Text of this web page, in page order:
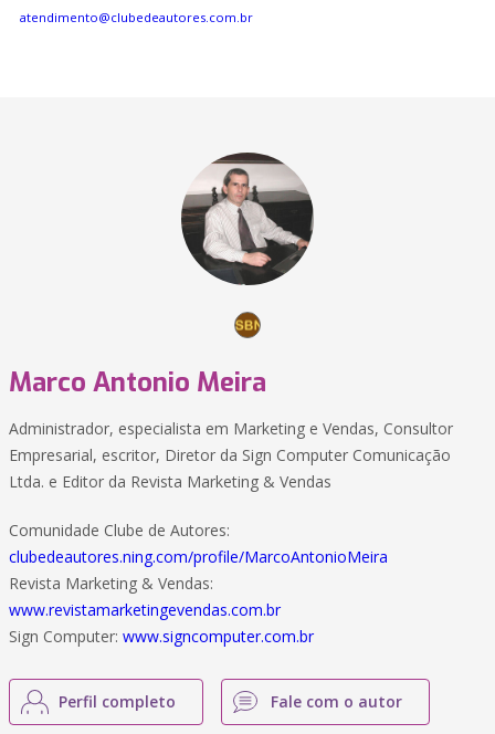
atendimento@clubedeautores.com.br
Marco Antonio Meira
Administrador, especialista em Marketing e Vendas, Consultor
Empresarial, escritor, Diretor da Sign Computer Comunicação
Ltda. e Editor da Revista Marketing & Vendas
Comunidade Clube de Autores:
clubedeautores.ning.com/profile/MarcoAntonioMeira
Revista Marketing & Vendas:
www.revistamarketingevendas.com.br
Sign Computer: www.signcomputer.com.br
Perfil completo Fale com o autor